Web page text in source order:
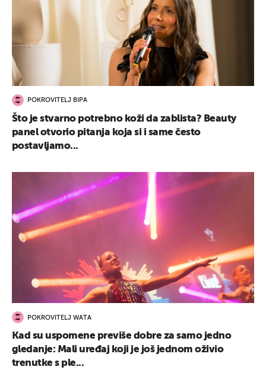
POKROVITELJ BIPA
Što je stvarno potrebno koži da zablista? Beauty
panel otvorio pitanja koja si i same često
postavljamo...
POKROVITELJ WATA
Kad su uspomene previše dobre za samo jedno
gledanje: Mali uređaj koji je još jednom oživio
trenutke s ple...